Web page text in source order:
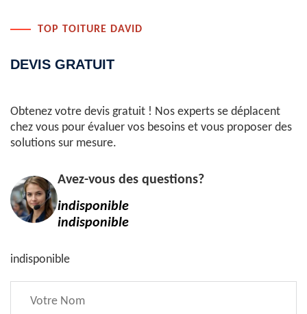
TOP TOITURE DAVID
DEVIS GRATUIT
Obtenez votre devis gratuit ! Nos experts se déplacent
chez vous pour évaluer vos besoins et vous proposer des
solutions sur mesure.
Avez-vous des questions?
indisponible
indisponible
indisponible